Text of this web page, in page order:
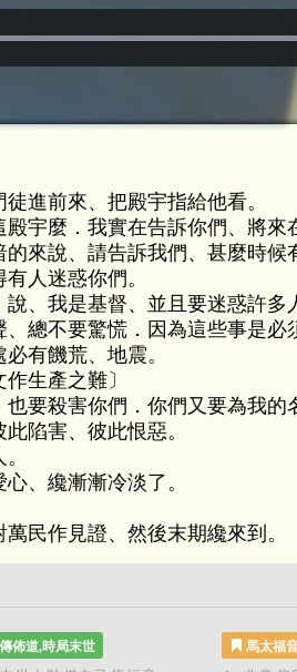
進前來、把殿宇指給他看。
宇麼．我實在告訴你們、將來
來說、請告訴我們、甚麼時候
人迷惑你們。
、我是基督、並且要迷惑許多
總不要驚慌．因為這些事是必
有饑荒、地震。
生產之難〕
要殺害你們．你們又要為我的
陷害、彼此恨惡。
、纔漸漸冷淡了。
民作見證、然後末期纔來到。
佈道,時局末世 馬太福